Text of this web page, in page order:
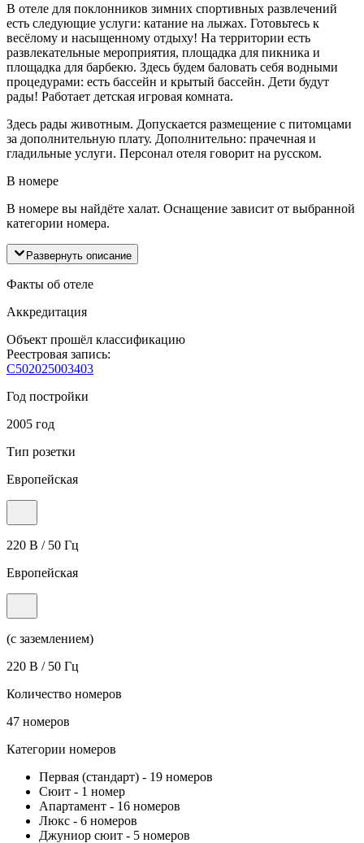
В отеле для поклонников зимних спортивных развлечений
есть следующие услуги: катание на лыжах. Готовьтесь к
весёлому и насыщенному отдыху! На территории есть
развлекательные мероприятия, площадка для пикника и
площадка для барбекю. Здесь будем баловать себя водными
процедурами: есть бассейн и крытый бассейн. Дети будут
рады! Работает детская игровая комната.
Здесь рады животным. Допускается размещение с питомцами
за дополнительную плату. Дополнительно: прачечная и
гладильные услуги. Персонал отеля говорит на русском.
В номере
В номере вы найдёте халат. Оснащение зависит от выбранной
категории номера.
Развернуть описание
Факты об отеле
Аккредитация
Объект прошёл классификацию
Реестровая запись:
С502025003403
Год постройки
2005 год
Тип розетки
Европейская
220 В / 50 Гц
Европейская
(с заземлением)
220 В / 50 Гц
Количество номеров
47 номеров
Категории номеров
Первая (стандарт) - 19 номеров
Сюит - 1 номер
Апартамент - 16 номеров
Люкс - 6 номеров
Джуниор сюит - 5 номеров